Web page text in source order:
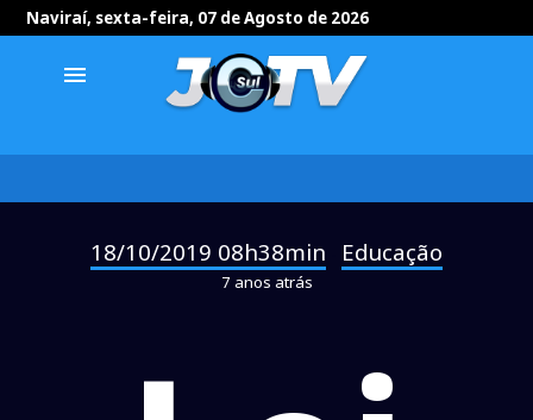
Naviraí, sexta-feira, 07 de Agosto de 2026
menu
18/10/2019 08h38min Educação
7 anos atrás